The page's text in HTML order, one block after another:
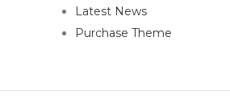
Latest News
Purchase Theme